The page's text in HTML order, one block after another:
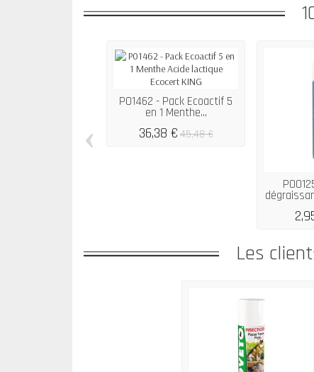
P01462 - Pack Ecoactif 5
en 1 Menthe...
36,38 €45,48 €
‹
Les